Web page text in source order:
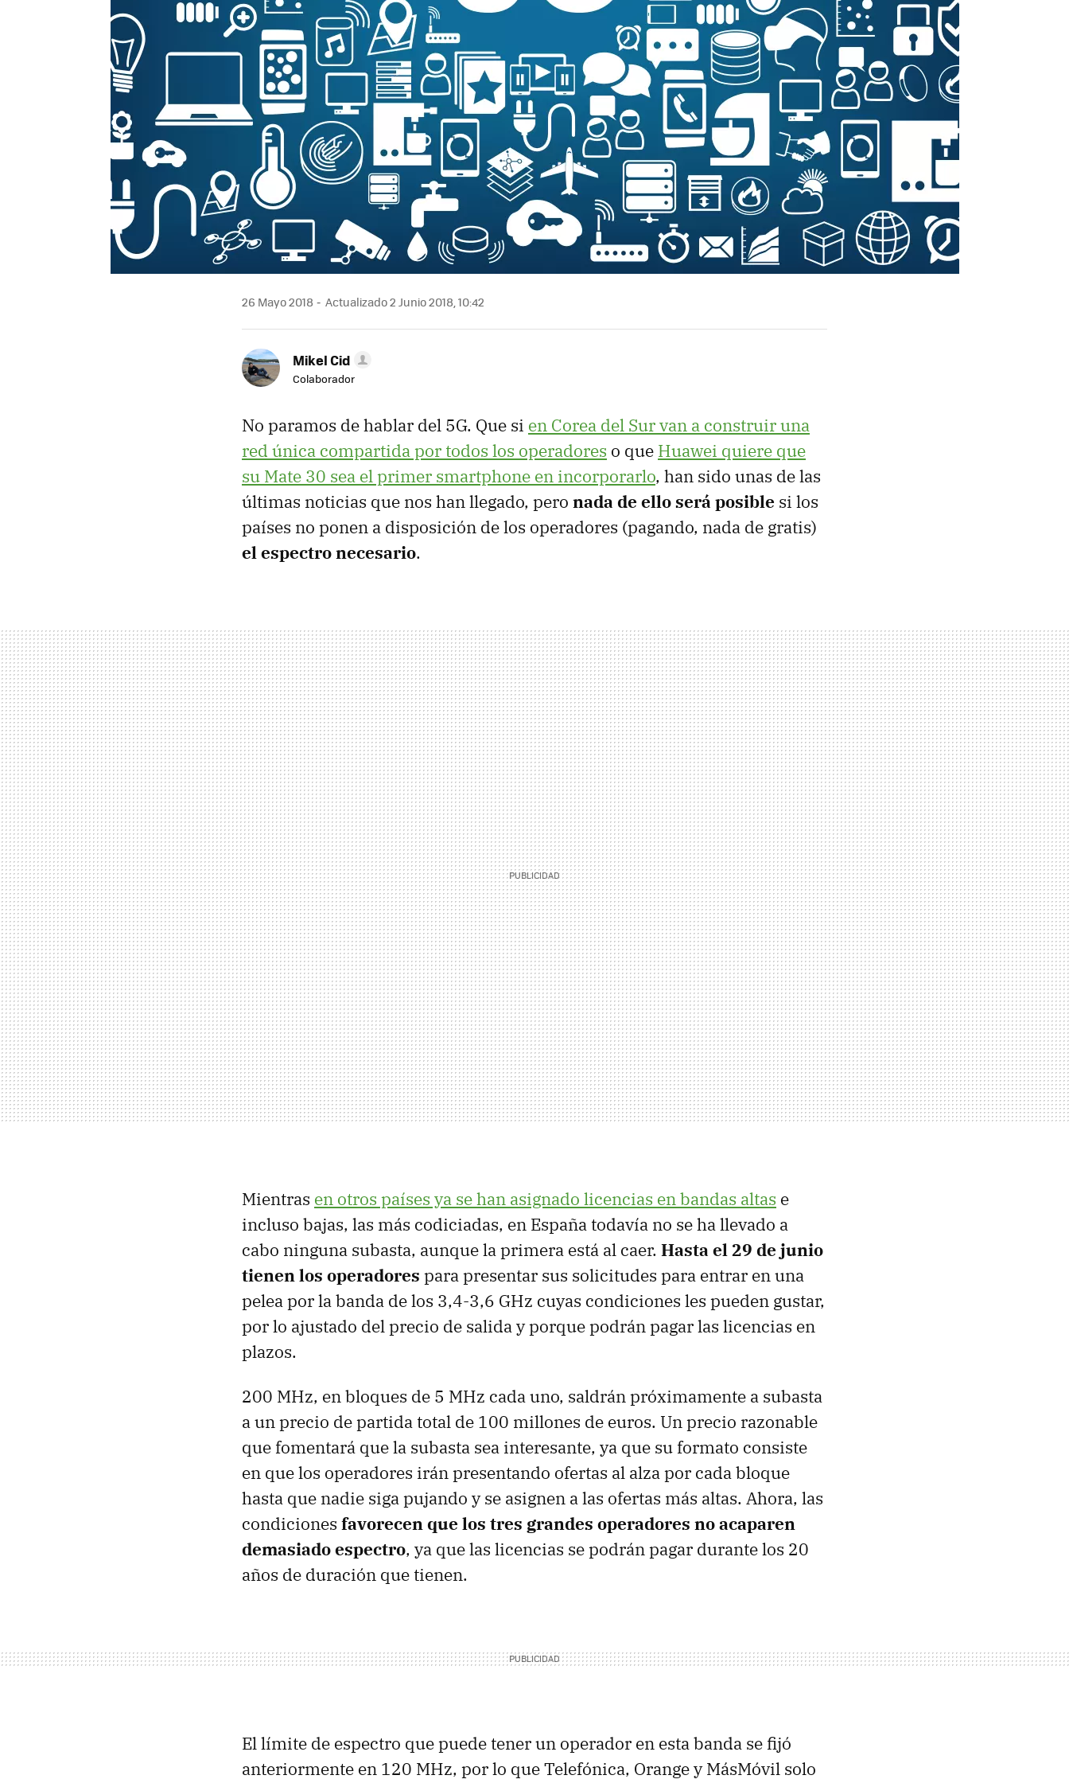
26 Mayo 2018 Actualizado 2 Junio 2018, 10:42
Mikel Cid
Colaborador
No paramos de hablar del 5G. Que si en Corea del Sur van a construir una
red única compartida por todos los operadores o que Huawei quiere que
su Mate 30 sea el primer smartphone en incorporarlo, han sido unas de las
últimas noticias que nos han llegado, pero nada de ello será posible si los
países no ponen a disposición de los operadores (pagando, nada de gratis)
el espectro necesario.
Mientras en otros países ya se han asignado licencias en bandas altas e
incluso bajas, las más codiciadas, en España todavía no se ha llevado a
cabo ninguna subasta, aunque la primera está al caer. Hasta el 29 de junio
tienen los operadores para presentar sus solicitudes para entrar en una
pelea por la banda de los 3,4-3,6 GHz cuyas condiciones les pueden gustar,
por lo ajustado del precio de salida y porque podrán pagar las licencias en
plazos.
200 MHz, en bloques de 5 MHz cada uno, saldrán próximamente a subasta
a un precio de partida total de 100 millones de euros. Un precio razonable
que fomentará que la subasta sea interesante, ya que su formato consiste
en que los operadores irán presentando ofertas al alza por cada bloque
hasta que nadie siga pujando y se asignen a las ofertas más altas. Ahora, las
condiciones favorecen que los tres grandes operadores no acaparen
demasiado espectro, ya que las licencias se podrán pagar durante los 20
años de duración que tienen.
El límite de espectro que puede tener un operador en esta banda se fijó
anteriormente en 120 MHz, por lo que Telefónica, Orange y MásMóvil solo